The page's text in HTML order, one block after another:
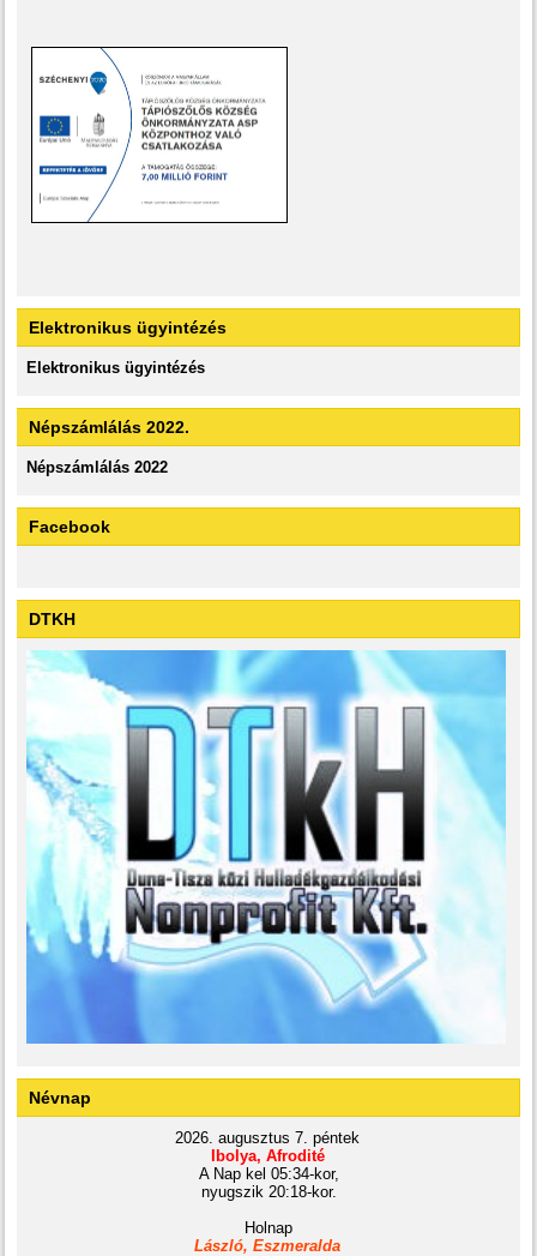
Elektronikus ügyintézés
Elektronikus ügyintézés
Népszámlálás 2022.
Népszámlálás 2022
Facebook
DTKH
Névnap
2026. augusztus 7. péntek
Ibolya, Afrodité
A Nap kel 05:34-kor,
nyugszik 20:18-kor.
Holnap
László, Eszmeralda